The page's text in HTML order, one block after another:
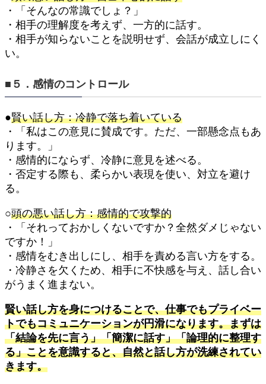
・「そんなの常識でしょ？」
・相手の理解度を考えず、一方的に話す。
・相手が知らないことを説明せず、会話が成立しにく
い。
■５．感情のコントロール
●賢い話し方：冷静で落ち着いている
・「私はこの意見に賛成です。ただ、一部懸念点もあ
ります。」
・感情的にならず、冷静に意見を述べる。
・否定する際も、柔らかい表現を使い、対立を避け
る。
○頭の悪い話し方：感情的で攻撃的
・「それっておかしくないですか？全然ダメじゃない
ですか！」
・感情をむき出しにし、相手を責める言い方をする。
・冷静さを欠くため、相手に不快感を与え、話し合い
がうまく進まない。
賢い話し方を身につけることで、仕事でもプライベー
トでもコミュニケーションが円滑になります。まずは
「結論を先に言う」「簡潔に話す」「論理的に整理す
る」ことを意識すると、自然と話し方が洗練されてい
きます。